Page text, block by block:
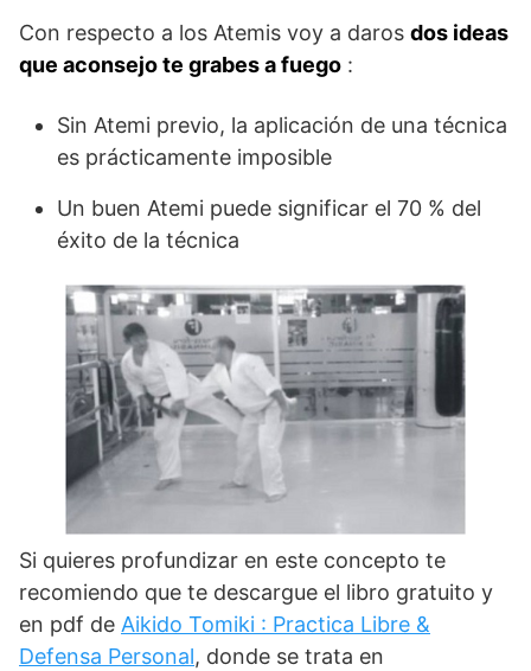
Con respecto a los Atemis voy a daros dos ideas
que aconsejo te grabes a fuego :
Sin Atemi previo, la aplicación de una técnica
es prácticamente imposible
Un buen Atemi puede significar el 70 % del
éxito de la técnica
Si quieres profundizar en este concepto te
recomiendo que te descargue el libro gratuito y
en pdf de Aikido Tomiki : Practica Libre &
Defensa Personal, donde se trata en